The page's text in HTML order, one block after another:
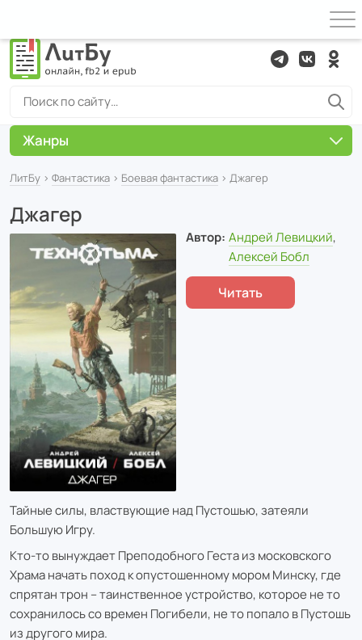
ЛитБу › Фантастика › Боевая фантастика › Джагер
Джагер
Автор: Андрей Левицкий,
Алексей Бобл
Читать
Тайные силы, властвующие над Пустошью, затеяли
Большую Игру.
Кто-то вынуждает Преподобного Геста из московского
Храма начать поход к опустошенному мором Минску, где
спрятан трон – таинственное устройство, которое не то
сохранилось со времен Погибели, не то попало в Пустошь
из другого мира.
Жанры